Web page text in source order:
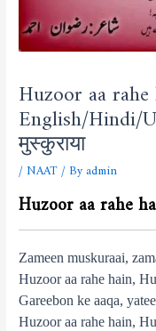
Huzoor aa
English/Hindi/
मुस्कुराया
/NAAT/ Byadmin
Huzoor aa rahe
Zameen muskuraai,
Huzoor aa rahe hain,
Gareebon ke aaqa,
Huzoor aa rahe hain,